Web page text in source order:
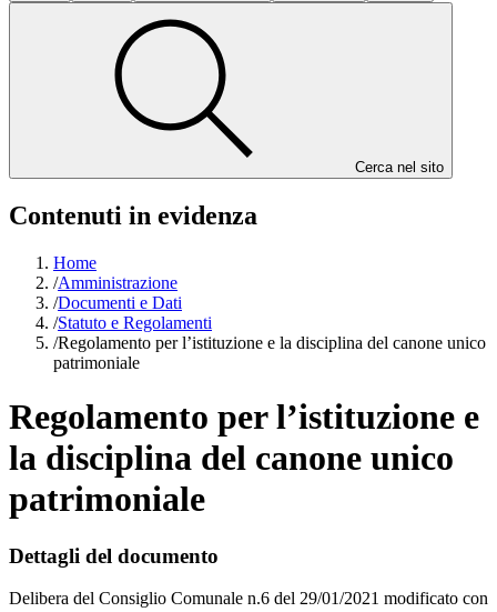
Cerca nel sito
Contenuti in evidenza
Home
/Amministrazione
/Documenti e Dati
/Statuto e Regolamenti
/Regolamento per l’istituzione e la disciplina del canone unico
patrimoniale
Regolamento per l’istituzione e
la disciplina del canone unico
patrimoniale
Dettagli del documento
Delibera del Consiglio Comunale n.6 del 29/01/2021 modificato con